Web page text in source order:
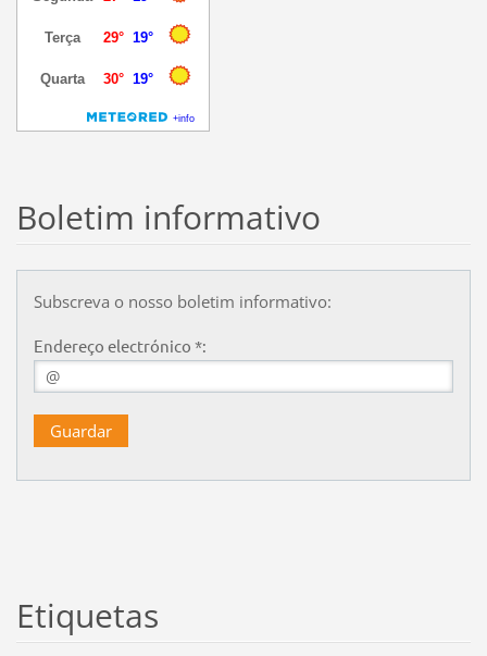
Boletim informativo
Subscreva o nosso boletim informativo:
Endereço electrónico *:
Etiquetas